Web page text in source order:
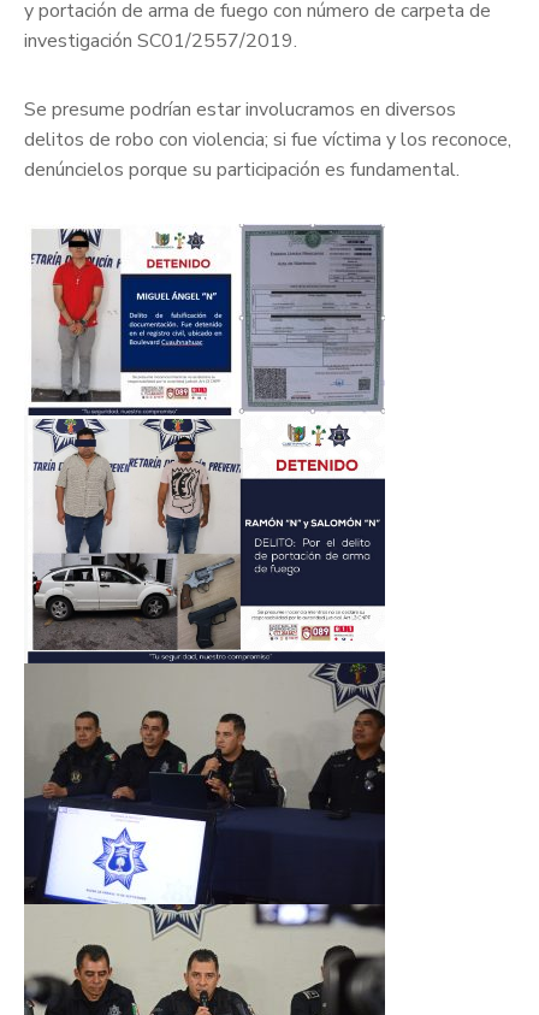
y portación de arma de fuego con número de carpeta de
investigación SC01/2557/2019.
Se presume podrían estar involucramos en diversos
delitos de robo con violencia; si fue víctima y los reconoce,
denúncielos porque su participación es fundamental.